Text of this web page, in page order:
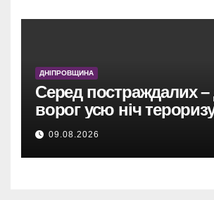
ДНІПРОВЩИНА
Серед постраждалих –
ворог усю ніч
Дніпропетровщину
безпілотниками,
авіабомбою.
09.08.2026